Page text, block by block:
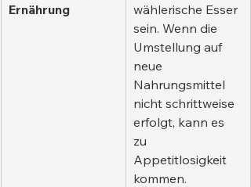
Ernährung
wählerische Esser
sein. Wenn die
Umstellung auf
neue
Nahrungsmittel
nicht schrittweise
erfolgt, kann es
zu
Appetitlosigkeit
kommen.